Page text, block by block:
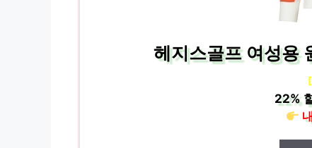
헤지스골프 여성용
[
22%